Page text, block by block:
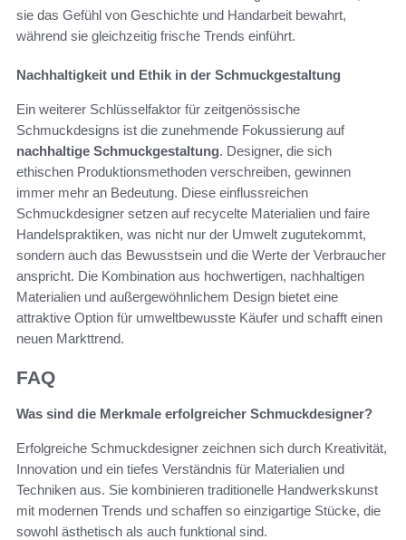
sie das Gefühl von Geschichte und Handarbeit bewahrt,
während sie gleichzeitig frische Trends einführt.
Nachhaltigkeit und Ethik in der Schmuckgestaltung
Ein weiterer Schlüsselfaktor für zeitgenössische
Schmuckdesigns ist die zunehmende Fokussierung auf
nachhaltige Schmuckgestaltung. Designer, die sich
ethischen Produktionsmethoden verschreiben, gewinnen
immer mehr an Bedeutung. Diese einflussreichen
Schmuckdesigner setzen auf recycelte Materialien und faire
Handelspraktiken, was nicht nur der Umwelt zugutekommt,
sondern auch das Bewusstsein und die Werte der Verbraucher
anspricht. Die Kombination aus hochwertigen, nachhaltigen
Materialien und außergewöhnlichem Design bietet eine
attraktive Option für umweltbewusste Käufer und schafft einen
neuen Markttrend.
FAQ
Was sind die Merkmale erfolgreicher Schmuckdesigner?
Erfolgreiche Schmuckdesigner zeichnen sich durch Kreativität,
Innovation und ein tiefes Verständnis für Materialien und
Techniken aus. Sie kombinieren traditionelle Handwerkskunst
mit modernen Trends und schaffen so einzigartige Stücke, die
sowohl ästhetisch als auch funktional sind.